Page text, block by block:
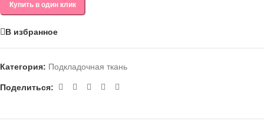
Купить в один клик
В избранное
Категория: Подкладочная ткань
Поделиться: